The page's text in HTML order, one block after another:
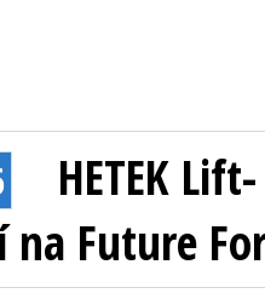
HETEK
Future